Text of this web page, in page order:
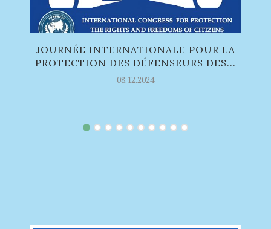
JOURNÉE INTERNATIONALE POUR LA
PROTECTION DES DÉFENSEURS DES...
08.12.2024